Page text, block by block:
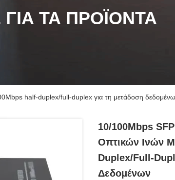
ΤΑ ΠΡΟΪΌΝΤΑ
half-duplex/full-duplex για τη μετάδοση
10/100Mbps
Οπτικών Ινών
Duplex/full-
Δεδομένων